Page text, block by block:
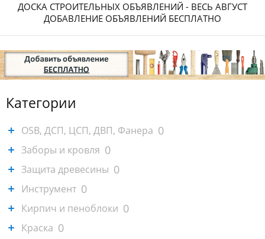
ДОСКА СТРОИТЕЛЬНЫХ ОБЪЯВЛЕНИЙ - ВЕСЬ АВГУСТ
ДОБАВЛЕНИЕ ОБЪЯВЛЕНИЙ БЕСПЛАТНО
Категории
OSB, ДСП, ЦСП, ДВП, Фанера 0
Заборы и кровля 0
Защита древесины 0
Инструмент 0
Кирпич и пеноблоки 0
Краска 0